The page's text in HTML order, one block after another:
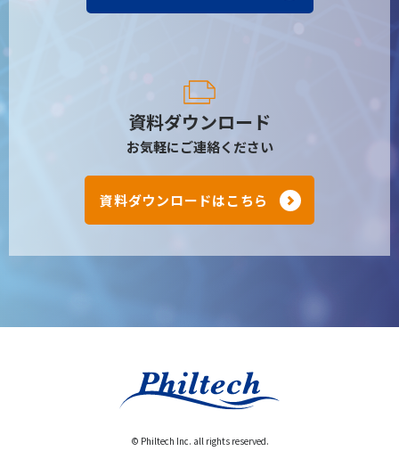
資料ダウンロード
お気軽にご連絡ください
資料ダウンロードはこちら
© Philtech Inc. all rights reserved.